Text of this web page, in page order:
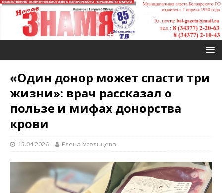
«Один донор может спасти три
жизни»: врач рассказал о
пользе и мифах донорства
крови
15.04.2026 Елена Усольцева